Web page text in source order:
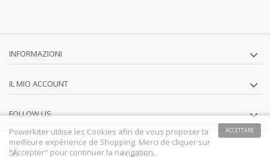
INFORMAZIONI
IL MIO ACCOUNT
FOLLOW US
ACCETTARE
Powerkiter utilise les Cookies afin de vous proposer la
meilleure expérience de Shopping. Merci de cliquer sur
"Accepter" pour continuer la navigation.